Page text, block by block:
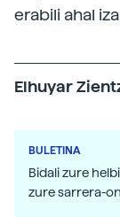
erabili ahal
Elhuyar
BULETINA
Bidali zure
zure sarrera-